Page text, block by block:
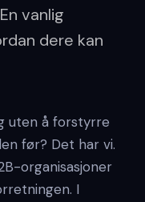
vanlig
dere kan
uten å forstyrre
før? Det har vi.
organisasjoner
I